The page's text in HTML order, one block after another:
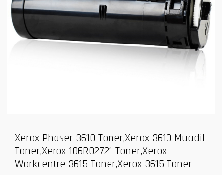
Xerox Phaser 3610 Toner,Xerox 3610 Muadil
Toner,Xerox 106R02721 Toner,Xerox
Workcentre 3615 Toner,Xerox 3615 Toner